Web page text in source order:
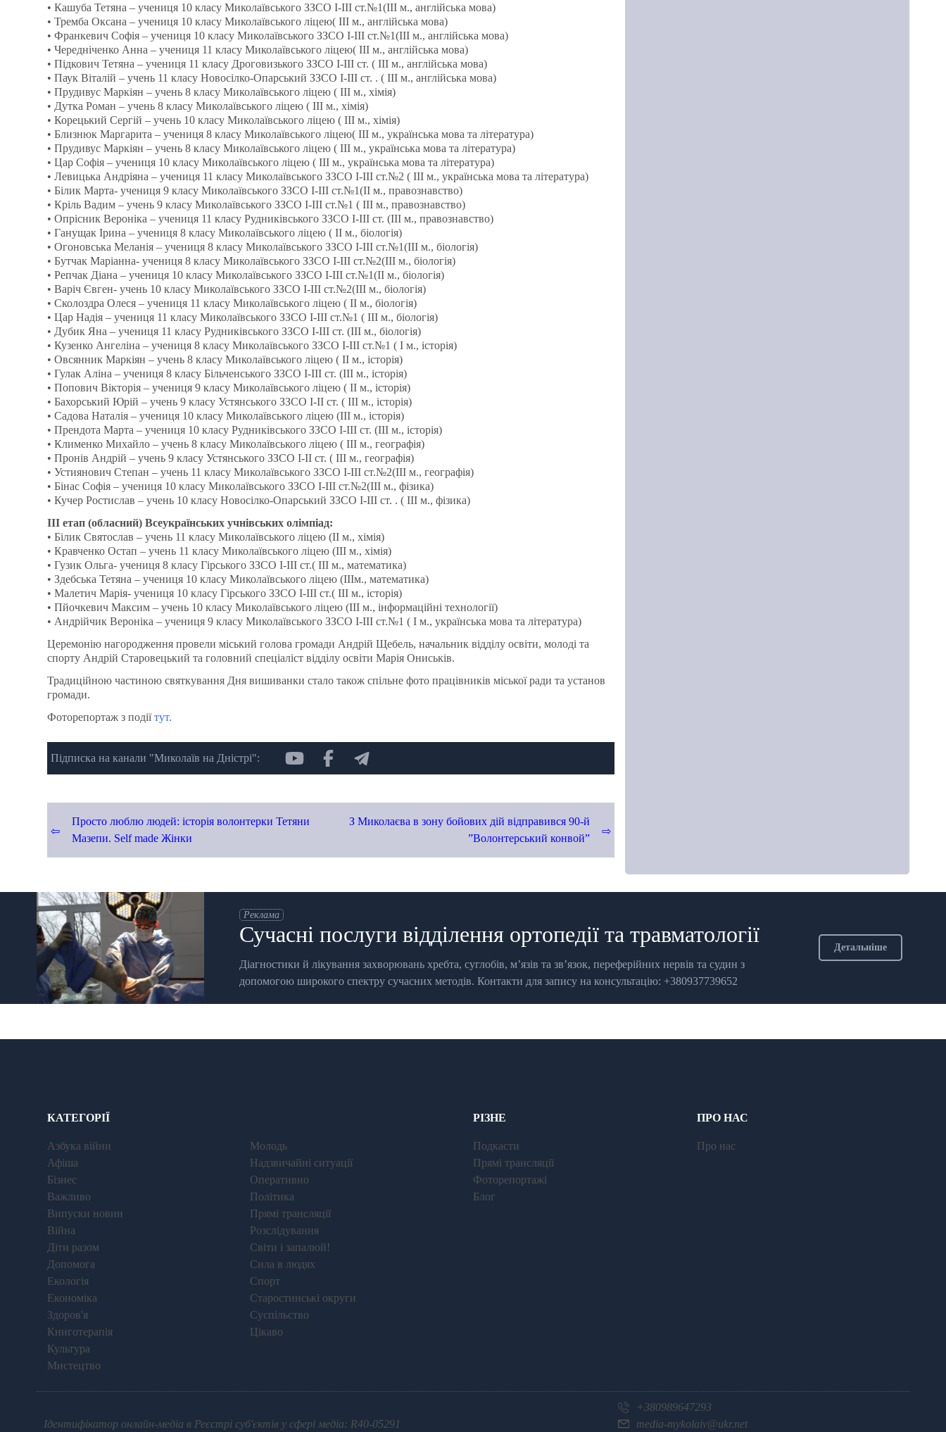
• Кашуба Тетяна – учениця 10 класу Миколаївського ЗЗСО І-ІІІ ст.№1(ІІІ м., англійська мова)
• Тремба Оксана – учениця 10 класу Миколаївського ліцею( ІІІ м., англійська мова)
• Франкевич Софія – учениця 10 класу Миколаївського ЗЗСО І-ІІІ ст.№1(ІІІ м., англійська мова)
• Чередніченко Анна – учениця 11 класу Миколаївського ліцею( ІІІ м., англійська мова)
• Підкович Тетяна – учениця 11 класу Дроговизького ЗЗСО І-ІІІ ст. ( ІІІ м., англійська мова)
• Паук Віталій – учень 11 класу Новосілко-Опарський ЗЗСО І-ІІІ ст. . ( ІІІ м., англійська мова)
• Прудивус Маркіян – учень 8 класу Миколаївського ліцею ( ІІІ м., хімія)
• Дутка Роман – учень 8 класу Миколаївського ліцею ( ІІІ м., хімія)
• Корецький Сергій – учень 10 класу Миколаївського ліцею ( ІІІ м., хімія)
• Близнюк Маргарита – учениця 8 класу Миколаївського ліцею( ІІІ м., українська мова та література)
• Прудивус Маркіян – учень 8 класу Миколаївського ліцею ( ІІІ м., українська мова та література)
• Цар Софія – учениця 10 класу Миколаївського ліцею ( ІІІ м., українська мова та література)
• Левицька Андріяна – учениця 11 класу Миколаївського ЗЗСО І-ІІІ ст.№2 ( ІІІ м., українська мова та література)
• Білик Марта- учениця 9 класу Миколаївського ЗЗСО І-ІІІ ст.№1(ІІ м., правознавство)
• Кріль Вадим – учень 9 класу Миколаївського ЗЗСО І-ІІІ ст.№1 ( ІІІ м., правознавство)
• Опрісник Вероніка – учениця 11 класу Рудниківського ЗЗСО І-ІІІ ст. (ІІІ м., правознавство)
• Ганущак Ірина – учениця 8 класу Миколаївського ліцею ( ІІ м., біологія)
• Огоновська Меланія – учениця 8 класу Миколаївського ЗЗСО І-ІІІ ст.№1(ІІІ м., біологія)
• Бутчак Маріанна- учениця 8 класу Миколаївського ЗЗСО І-ІІІ ст.№2(ІІІ м., біологія)
• Репчак Діана – учениця 10 класу Миколаївського ЗЗСО І-ІІІ ст.№1(ІІ м., біологія)
• Варіч Євген- учень 10 класу Миколаївського ЗЗСО І-ІІІ ст.№2(ІІІ м., біологія)
• Сколоздра Олеся – учениця 11 класу Миколаївського ліцею ( ІІ м., біологія)
• Цар Надія – учениця 11 класу Миколаївського ЗЗСО І-ІІІ ст.№1 ( ІІІ м., біологія)
• Дубик Яна – учениця 11 класу Рудниківського ЗЗСО І-ІІІ ст. (ІІІ м., біологія)
• Кузенко Ангеліна – учениця 8 класу Миколаївського ЗЗСО І-ІІІ ст.№1 ( І м., історія)
• Овсянник Маркіян – учень 8 класу Миколаївського ліцею ( ІІ м., історія)
• Гулак Аліна – учениця 8 класу Більченського ЗЗСО І-ІІІ ст. (ІІІ м., історія)
• Попович Вікторія – учениця 9 класу Миколаївського ліцею ( ІІ м., історія)
• Бахорський Юрій – учень 9 класу Устянського ЗЗСО І-ІІ ст. ( ІІІ м., історія)
• Садова Наталія – учениця 10 класу Миколаївського ліцею (ІІІ м., історія)
• Прендота Марта – учениця 10 класу Рудниківського ЗЗСО І-ІІІ ст. (ІІІ м., історія)
• Клименко Михайло – учень 8 класу Миколаївського ліцею ( ІІІ м., географія)
• Пронів Андрій – учень 9 класу Устянського ЗЗСО І-ІІ ст. ( ІІІ м., географія)
• Устиянович Степан – учень 11 класу Миколаївського ЗЗСО І-ІІІ ст.№2(ІІІ м., географія)
• Бінас Софія – учениця 10 класу Миколаївського ЗЗСО І-ІІІ ст.№2(ІІІ м., фізика)
• Кучер Ростислав – учень 10 класу Новосілко-Опарський ЗЗСО І-ІІІ ст. . ( ІІІ м., фізика)
ІІІ етап (обласний) Всеукраїнських учнівських олімпіад:
• Білик Святослав – учень 11 класу Миколаївського ліцею (ІІ м., хімія)
• Кравченко Остап – учень 11 класу Миколаївського ліцею (ІІІ м., хімія)
• Гузик Ольга- учениця 8 класу Гірського ЗЗСО І-ІІІ ст.( ІІІ м., математика)
• Здебська Тетяна – учениця 10 класу Миколаївського ліцею (ІІІм., математика)
• Малетич Марія- учениця 10 класу Гірського ЗЗСО І-ІІІ ст.( ІІІ м., історія)
• Пйочкевич Максим – учень 10 класу Миколаївського ліцею (ІІІ м., інформаційні технології)
• Андрійчик Вероніка – учениця 9 класу Миколаївського ЗЗСО І-ІІІ ст.№1 ( І м., українська мова та література)
Церемонію нагородження провели міський голова громади Андрій Щебель, начальник відділу освіти, молоді та
спорту Андрій Старовецький та головний спеціаліст відділу освіти Марія Ониськів.
Традиційною частиною святкування Дня вишиванки стало також спільне фото працівників міської ради та установ
громади.
Фоторепортаж з події тут.
Підписка на канали "Миколаїв на Дністрі":
Навігація
записів
Просто люблю людей: історія волонтерки Тетяни
Мазепи. Self made Жінки
З Миколаєва в зону бойових дій відправився 90-й
”Волонтерський конвой”
Реклама
Сучасні послуги відділення ортопедії та травматології
Діагностики й лікування захворювань хребта, суглобів, м’язів та зв’язок, переферійних нервів та судин з
допомогою широкого спектру сучасних методів. Контакти для запису на консультацію: +380937739652
Детальніше
КАТЕГОРІЇ
Азбука війни
Афіша
Бізнес
Важливо
Випуски новин
Війна
Діти разом
Допомога
Екологія
Економіка
Здоров'я
Книготерапія
Культура
Мистецтво
Молодь
Надзвичайні ситуації
Оперативно
Політика
Прямі трансляції
Розслідування
Світи і запалюй!
Сила в людях
Спорт
Старостинські округи
Суспільство
Цікаво
РІЗНЕ
Подкасти
Прямі трансляції
Фоторепортажі
Блог
ПРО НАС
Про нас
Ідентифікатор онлайн-медіа в Реєстрі суб'єктів у сфері медіа: R40-05291
+380989647293
media-mykolaiv@ukr.net